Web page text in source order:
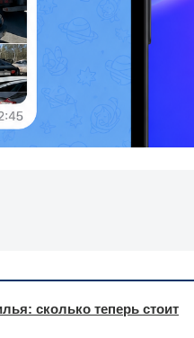
сколько теперь стоит